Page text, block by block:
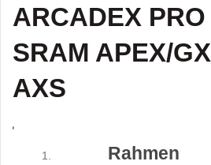
ARCADEX PRO
SRAM APEX/GX
AXS
Rahmen